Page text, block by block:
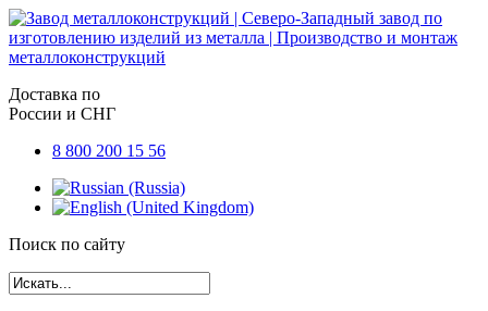
Доставка по
России и СНГ
8 800 200 15 56
Поиск по сайту